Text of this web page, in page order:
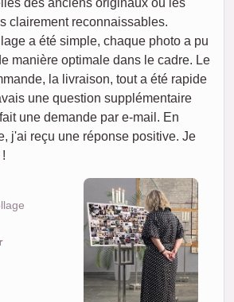
des anciens originaux ou les
clairement reconnaissables.
a été simple, chaque photo a pu
manière optimale dans le cadre. Le
la livraison, tout a été rapide
une question supplémentaire
une demande par e-mail. En
j'ai reçu une réponse positive. Je